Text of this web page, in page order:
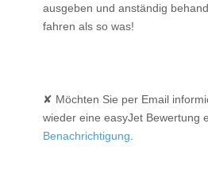
ausgeben und anständig
fahren als so was!
✘ Möchten Sie per Email
wieder eine easyJet Bewertung
Benachrichtigung